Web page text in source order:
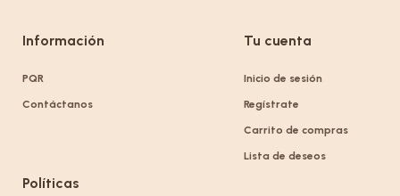
Información
PQR
Contáctanos
Tu cuenta
Inicio de sesión
Regístrate
Carrito de compras
Lista de deseos
Políticas